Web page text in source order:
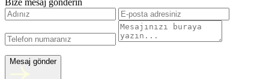
Mesaj gönder